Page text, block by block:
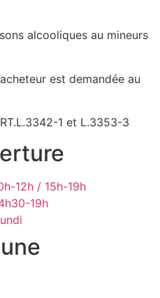
alcooliques au mineurs
est demandée au
1 et L.3353-3
12h / 15h-19h
19h